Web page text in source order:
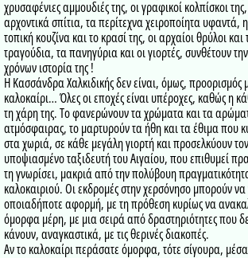
χρυσαφένιες αμμουδιές της, οι γραφικοί κολπίσκοι
αρχοντικά σπίτια, τα περίτεχνα χειροποίητα υφαντά,
τοπική κουζίνα και το κρασί της, οι αρχαίοι θρύλοι
τραγούδια, τα πανηγύρια και οι γιορτές, συνθέτουν
χρόνων ιστορία της !
Η Κασσάνδρα Χαλκιδικής δεν είναι, όμως, προορισμός
καλοκαίρι… Όλες οι εποχές είναι υπέροχες, καθώς η
τη χάρη της. Το φανερώνουν τα χρώματα και τα
ατμόσφαιρας, το μαρτυρούν τα ήθη και τα έθιμα που
στα χωριά, σε κάθε μεγάλη γιορτή και προσελκύουν τον
υποψιασμένο ταξιδευτή του Αιγαίου, που επιθυμεί
τη γνωρίσει, μακριά από την πολύβουη
καλοκαιριού. Οι εκδρομές στην χερσόνησο μπορούν να
οποιαδήποτε αφορμή, με τη πρόθεση κυρίως να
όμορφα μέρη, με μια σειρά από δραστηριότητες που
κάνουν, αναγκαστικά, με τις θερινές διακοπές.
Αν το καλοκαίρι περάσατε όμορφα, τότε σίγουρα,